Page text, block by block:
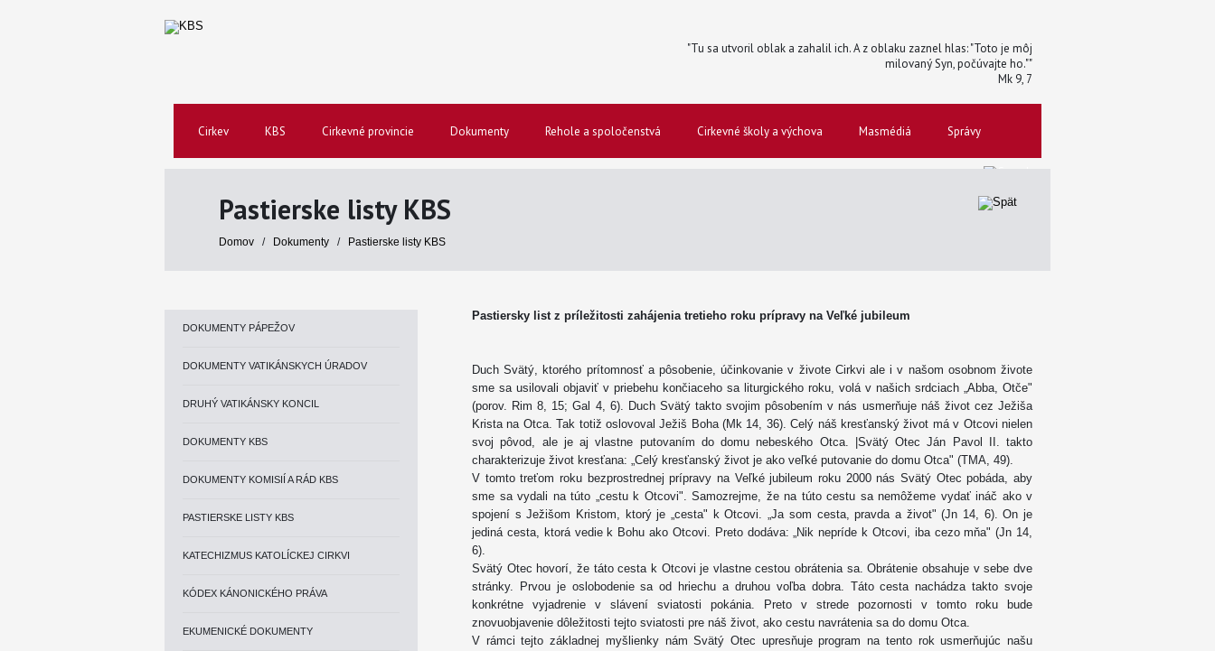
"Tu sa utvoril oblak a zahalil ich. A z oblaku zaznel hlas: "Toto je môj
milovaný Syn, počúvajte ho.""
Mk 9, 7
Cirkev KBS Cirkevné provincie Dokumenty Rehole a spoločenstvá Cirkevné školy a výchova Masmédiá Správy
Pastierske listy KBS
Domov / Dokumenty / Pastierske listy KBS
DOKUMENTY PÁPEŽOV
DOKUMENTY VATIKÁNSKYCH ÚRADOV
DRUHÝ VATIKÁNSKY KONCIL
DOKUMENTY KBS
DOKUMENTY KOMISIÍ A RÁD KBS
PASTIERSKE LISTY KBS
KATECHIZMUS KATOLÍCKEJ CIRKVI
KÓDEX KÁNONICKÉHO PRÁVA
EKUMENICKÉ DOKUMENTY
Pastiersky list z príležitosti zahájenia tretieho roku prípravy na Veľké jubileum
Duch Svätý, ktorého prítomnosť a pôsobenie, účinkovanie v živote Cirkvi ale i v našom osobnom živote
sme sa usilovali objaviť v priebehu končiaceho sa liturgického roku, volá v našich srdciach „Abba, Otče"
(porov. Rim 8, 15; Gal 4, 6). Duch Svätý takto svojim pôsobením v nás usmerňuje náš život cez Ježiša
Krista na Otca. Tak totiž oslovoval Ježiš Boha (Mk 14, 36). Celý náš kresťanský život má v Otcovi nielen
svoj pôvod, ale je aj vlastne putovaním do domu nebeského Otca. |Svätý Otec Ján Pavol II. takto
charakterizuje život kresťana: „Celý kresťanský život je ako veľké putovanie do domu Otca" (TMA, 49).
V tomto treťom roku bezprostrednej prípravy na Veľké jubileum roku 2000 nás Svätý Otec pobáda, aby
sme sa vydali na túto „cestu k Otcovi". Samozrejme, že na túto cestu sa nemôžeme vydať ináč ako v
spojení s Ježišom Kristom, ktorý je „cesta" k Otcovi. „Ja som cesta, pravda a život" (Jn 14, 6). On je
jediná cesta, ktorá vedie k Bohu ako Otcovi. Preto dodáva: „Nik nepríde k Otcovi, iba cezo mňa" (Jn 14,
6).
Svätý Otec hovorí, že táto cesta k Otcovi je vlastne cestou obrátenia sa. Obrátenie obsahuje v sebe dve
stránky. Prvou je oslobodenie sa od hriechu a druhou voľba dobra. Táto cesta nachádza takto svoje
konkrétne vyjadrenie v slávení sviatosti pokánia. Preto v strede pozornosti v tomto roku bude
znovuobjavenie dôležitosti tejto sviatosti pre náš život, ako cestu navrátenia sa do domu Otca.
V rámci tejto základnej myšlienky nám Svätý Otec upresňuje program na tento rok usmerňujúc našu